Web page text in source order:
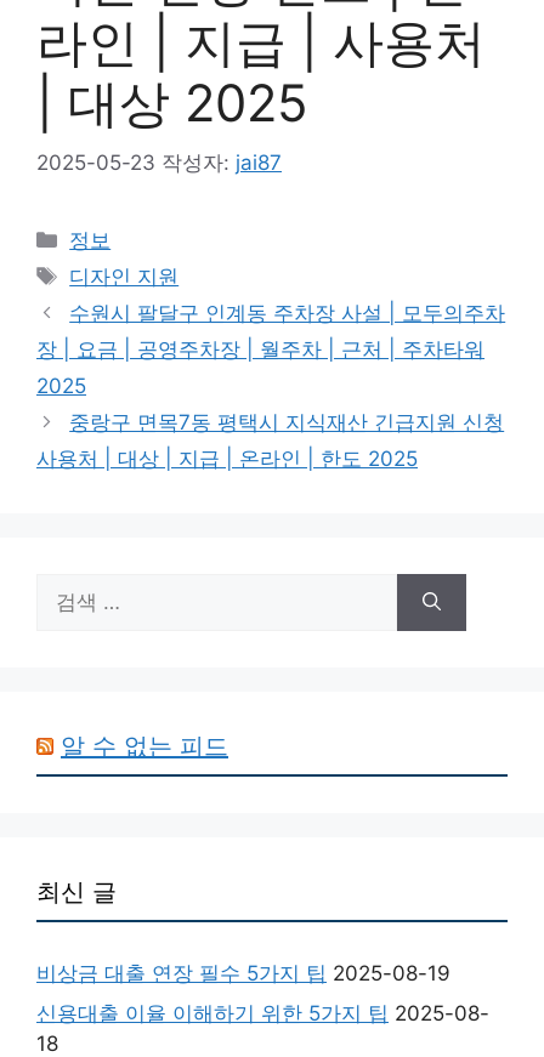
라인 | 지급 | 사용처
| 대상 2025
2025-05-23 작성자: jai87
카
테
고
리
정보
태
그
디자인 지원
수원시 팔달구 인계동 주차장 사설 | 모두의주차
장 | 요금 | 공영주차장 | 월주차 | 근처 | 주차타워
2025
중랑구 면목7동 평택시 지식재산 긴급지원 신청
사용처 | 대상 | 지급 | 온라인 | 한도 2025
색:
알 수 없는 피드
최신 글
비상금 대출 연장 필수 5가지 팁 2025-08-19
신용대출 이율 이해하기 위한 5가지 팁 2025-08-
18